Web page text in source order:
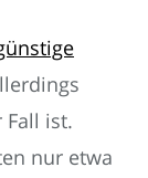
Fall ist.
nur etwa